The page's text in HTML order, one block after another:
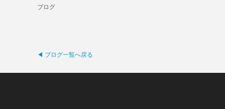
ブログ
◀ ブログ一覧へ戻る